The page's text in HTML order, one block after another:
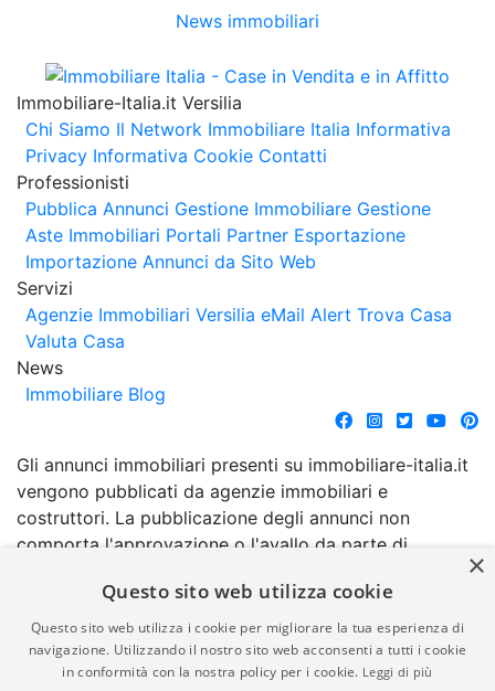
News immobiliari
Immobiliare-Italia.it Versilia
Chi Siamo Il Network Immobiliare Italia Informativa
Privacy Informativa Cookie Contatti
Professionisti
Pubblica Annunci Gestione Immobiliare Gestione
Aste Immobiliari Portali Partner Esportazione
Importazione Annunci da Sito Web
Servizi
Agenzie Immobiliari Versilia eMail Alert Trova Casa
Valuta Casa
News
Immobiliare Blog
Gli annunci immobiliari presenti su immobiliare-italia.it
vengono pubblicati da agenzie immobiliari e
costruttori. La pubblicazione degli annunci non
comporta l'approvazione o l'avallo da parte di
garanzia da parte di quest'ultima. immobiliare-italia.it
quindi non è responsabile della veridicità, della
correttezza, della completezza, della normativa in
materia di privacy e/o di alcun altro aspetto dei
×
Questo sito web utilizza cookie
Questo sito web utilizza i cookie per migliorare la tua esperienza di
navigazione. Utilizzando il nostro sito web acconsenti a tutti i cookie
in conformità con la nostra policy per i cookie. Leggi di più